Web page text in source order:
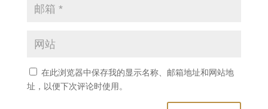
在此浏览器中保存我的显示名称、邮箱地址和网站地
址，以便下次评论时使用。